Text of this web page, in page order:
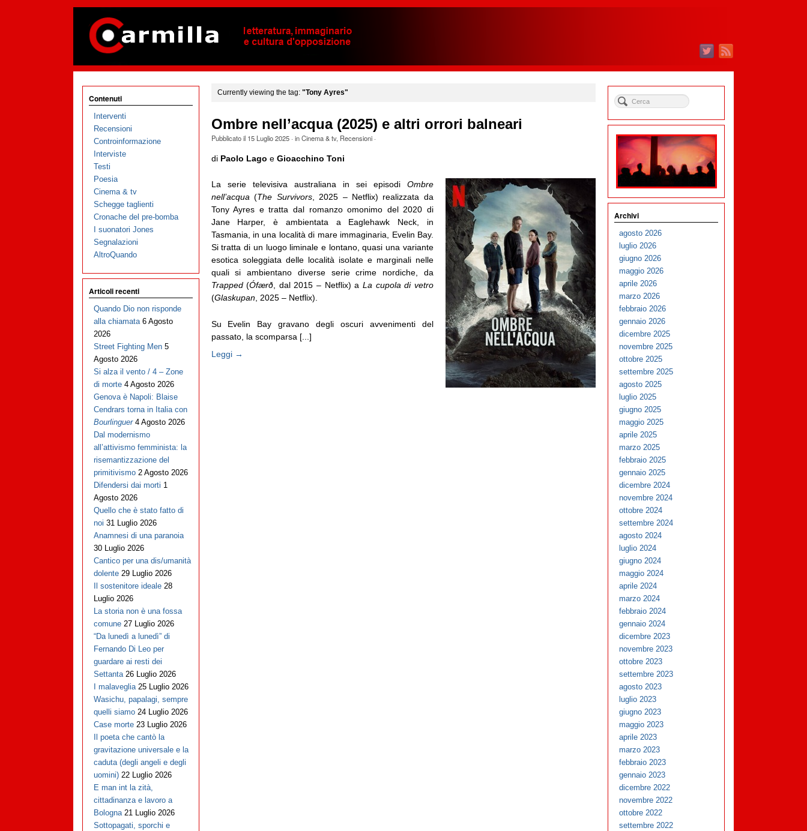
Currently viewing the tag: "Tony Ayres"
Ombre nell’acqua (2025) e altri orrori balneari
Pubblicato il 15 Luglio 2025· inCinema & tv, Recensioni·
di Paolo Lago e Gioacchino Toni
La serie televisiva australiana in sei episodi Ombre
nell’acqua (The Survivors, 2025 – Netflix) realizzata da
Tony Ayres e tratta dal romanzo omonimo del 2020 di
Jane Harper, è ambientata a Eaglehawk Neck, in
Tasmania, in una località di mare immaginaria, Evelin Bay.
Si tratta di un luogo liminale e lontano, quasi una variante
esotica soleggiata delle località isolate e marginali nelle
quali si ambientano diverse serie crime nordiche, da
Trapped(Ófærð , dal 2015 – Netflix) aLa cupola di vetro
(Glaskupan, 2025 – Netflix).
Su Evelin Bay gravano degli oscuri avvenimenti del
passato, la scomparsa [...]
Leggi →
Contenuti
Interventi
Recensioni
Controinformazione
Interviste
Testi
Poesia
Cinema & tv
Schegge taglienti
Cronache del pre-bomba
I suonatori Jones
Segnalazioni
AltroQuando
Articoli recenti
Quando Dio non risponde
alla chiamata 6 Agosto
2026
Street Fighting Men 5
Agosto 2026
Si alza il vento / 4 – Zone
di morte 4 Agosto 2026
Genova è Napoli: Blaise
Cendrars torna in Italia con
Bourlinguer 4 Agosto 2026
Dal modernismo
all’attivismo femminista: la
risemantizzazione del
primitivismo 2 Agosto 2026
Difendersi dai morti 1
Agosto 2026
Quello che è stato fatto di
noi 31 Luglio 2026
Anamnesi di una paranoia
30 Luglio 2026
Cantico per una dis/umanità
dolente 29 Luglio 2026
Il sostenitore ideale 28
Luglio 2026
La storia non è una fossa
comune 27 Luglio 2026
“Da lunedì a lunedì” di
Fernando Di Leo per
guardare ai resti dei
Settanta 26 Luglio 2026
I malaveglia 25 Luglio 2026
Wasichu, papalagi, sempre
quelli siamo 24 Luglio 2026
Case morte 23 Luglio 2026
Il poeta che cantò la
gravitazione universale e la
caduta (degli angeli e degli
uomini) 22 Luglio 2026
E man int la zità,
cittadinanza e lavoro a
Bologna 21 Luglio 2026
Sottopagati, sporchi e
Archivi
agosto 2026
luglio 2026
giugno 2026
maggio 2026
aprile 2026
marzo 2026
febbraio 2026
gennaio 2026
dicembre 2025
novembre 2025
ottobre 2025
settembre 2025
agosto 2025
luglio 2025
giugno 2025
maggio 2025
aprile 2025
marzo 2025
febbraio 2025
gennaio 2025
dicembre 2024
novembre 2024
ottobre 2024
settembre 2024
agosto 2024
luglio 2024
giugno 2024
maggio 2024
aprile 2024
marzo 2024
febbraio 2024
gennaio 2024
dicembre 2023
novembre 2023
ottobre 2023
settembre 2023
agosto 2023
luglio 2023
giugno 2023
maggio 2023
aprile 2023
marzo 2023
febbraio 2023
gennaio 2023
dicembre 2022
novembre 2022
ottobre 2022
settembre 2022